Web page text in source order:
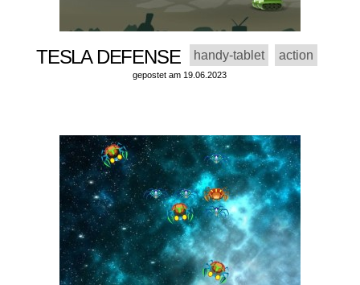
TESLA DEFENSE handy-tablet action
gepostet am 19.06.2023